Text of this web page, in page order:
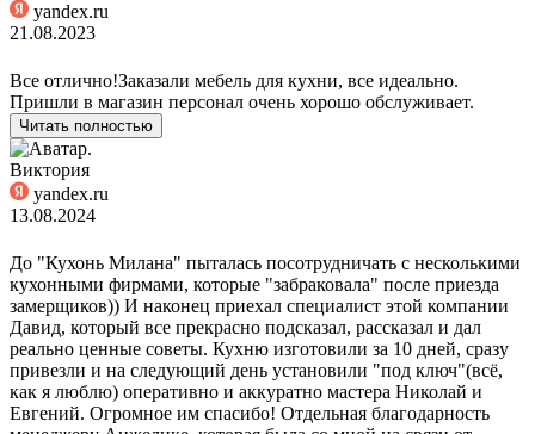
yandex.ru
21.08.2023
Все отлично!Заказали мебель для кухни, все идеально.
Пришли в магазин персонал очень хорошо обслуживает.
Читать полностью
Виктория
yandex.ru
13.08.2024
До "Кухонь Милана" пыталась посотрудничать с несколькими
кухонными фирмами, которые "забраковала" после приезда
замерщиков)) И наконец приехал специалист этой компании
Давид, который все прекрасно подсказал, рассказал и дал
реально ценные советы. Кухню изготовили за 10 дней, сразу
привезли и на следующий день установили "под ключ"(всё,
как я люблю) оперативно и аккуратно мастера Николай и
Евгений. Огромное им спасибо! Отдельная благодарность